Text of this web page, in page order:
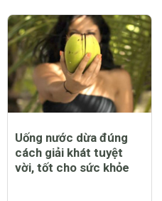
Uống nước dừa đúng
cách giải khát tuyệt
vời, tốt cho sức khỏe